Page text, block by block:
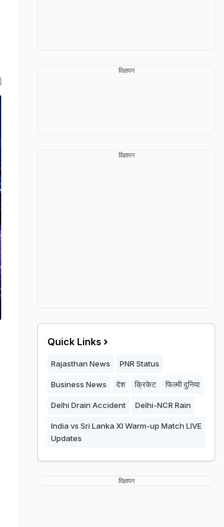
विज्ञापन
विज्ञापन
Quick Links
Rajasthan News PNR Status
Business News देश क्रिकेट फिल्मी दुनिया
Delhi Drain Accident Delhi-NCR Rain
India vs Sri Lanka XI Warm-up Match LIVE
Updates
विज्ञापन